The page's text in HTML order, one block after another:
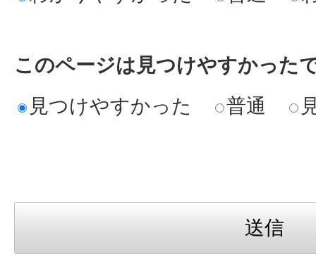
このページは見つけやすかった
見つけやすかった
普通